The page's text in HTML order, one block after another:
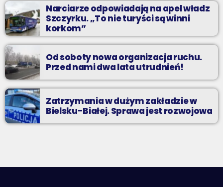
Narciarze odpowiadają na apel władz
Szczyrku. „To nie turyści są winni
korkom”
Od soboty nowa organizacja ruchu.
Przed nami dwa lata utrudnień!
Zatrzymania w dużym zakładzie w
Bielsku-Białej. Sprawa jest rozwojowa